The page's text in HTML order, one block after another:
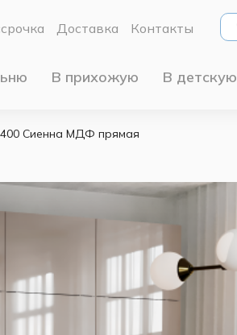
Доставка Контакты
В прихожую В детскую
Сиенна МДФ прямая